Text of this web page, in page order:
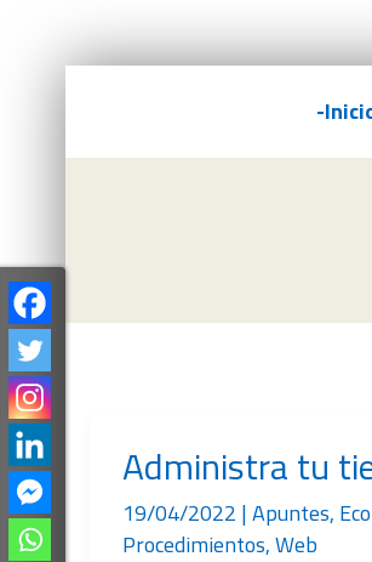
-
Administra tu
19/04/2022 |Apuntes,
Procedimientos,Web